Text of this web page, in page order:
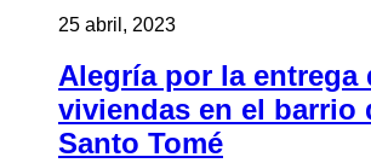
25 abril, 2023
Alegría por la entrega
viviendas en el barrio
Santo Tomé